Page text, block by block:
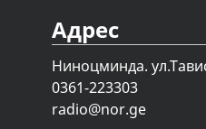
Адрес
Ниноцминда.
0361-223303
radio@nor.ge